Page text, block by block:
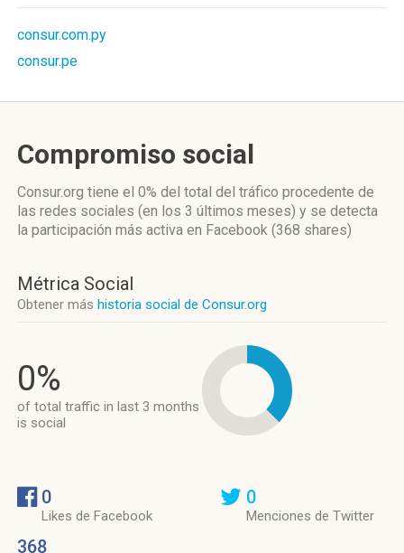
consur.com.py
consur.pe
Compromiso social
Consur.org tiene el 0% del total del tráfico procedente de
las redes sociales (en los 3 últimos meses) y se detecta
la participación más activa en Facebook (368 shares)
Métrica Social
Obtener más historia social de Consur.org
0%
of total traffic in last 3 months
is social
0
Likes de Facebook
368
0
Menciones de Twitter